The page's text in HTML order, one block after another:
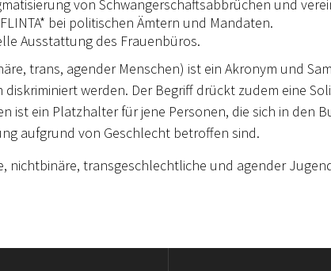
von Schwangerschaftsabbrüchen und
bei politischen Ämtern und Mandaten.
Ausstattung des Frauenbüros.
trans, agender Menschen) ist ein Akronym und
werden. Der Begriff drückt zudem eine
ist ein Platzhalter für jene Personen, die sich in den
aufgrund von Geschlecht betroffen sind.
nichtbinäre, transgeschlechtliche und agender